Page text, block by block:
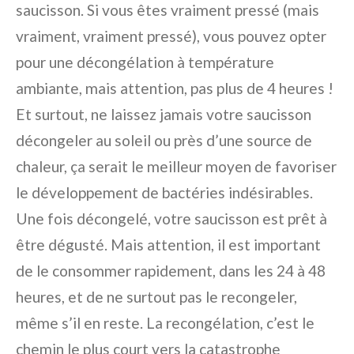
saucisson. Si vous êtes vraiment pressé (mais
vraiment, vraiment pressé), vous pouvez opter
pour une décongélation à température
ambiante, mais attention, pas plus de 4 heures !
Et surtout, ne laissez jamais votre saucisson
décongeler au soleil ou près d’une source de
chaleur, ça serait le meilleur moyen de favoriser
le développement de bactéries indésirables.
Une fois décongelé, votre saucisson est prêt à
être dégusté. Mais attention, il est important
de le consommer rapidement, dans les 24 à 48
heures, et de ne surtout pas le recongeler,
même s’il en reste. La recongélation, c’est le
chemin le plus court vers la catastrophe